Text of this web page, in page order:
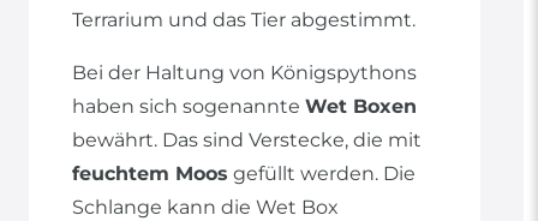
Terrarium und das Tier abgestimmt.
Bei der Haltung von Königspythons
haben sich sogenannte Wet Boxen
bewährt. Das sind Verstecke, die mit
feuchtem Moos gefüllt werden. Die
Schlange kann die Wet Box